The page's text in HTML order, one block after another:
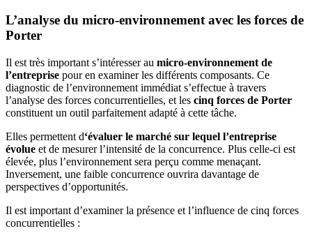
L’analyse du micro-environnement avec les forces de
Porter
Il est très important s’intéresser au micro-environnement de
l’entreprise pour en examiner les différents composants. Ce
diagnostic de l’environnement immédiat s’effectue à travers
l’analyse des forces concurrentielles, et les cinq forces de Porter
constituent un outil parfaitement adapté à cette tâche.
Elles permettent d‘évaluer le marché sur lequel l’entreprise
évolue et de mesurer l’intensité de la concurrence. Plus celle-ci est
élevée, plus l’environnement sera perçu comme menaçant.
Inversement, une faible concurrence ouvrira davantage de
perspectives d’opportunités.
Il est important d’examiner la présence et l’influence de cinq forces
concurrentielles :